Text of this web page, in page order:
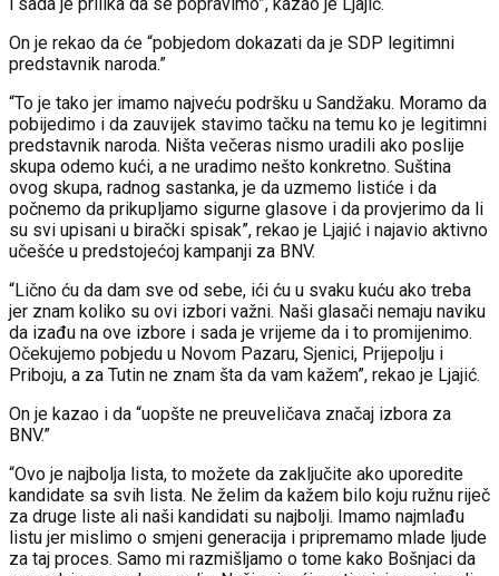
On je rekao da će “pobjedom dokazati da je SDP legitimni
predstavnik naroda.”
“To je tako jer imamo najveću podršku u Sandžaku. Moramo da
pobijedimo i da zauvijek stavimo tačku na temu ko je legitimni
predstavnik naroda. Ništa večeras nismo uradili ako poslije
skupa odemo kući, a ne uradimo nešto konkretno. Suština
ovog skupa, radnog sastanka, je da uzmemo listiće i da
počnemo da prikupljamo sigurne glasove i da provjerimo da li
su svi upisani u birački spisak”, rekao je Ljajić i najavio aktivno
učešće u predstojećoj kampanji za BNV.
“Lično ću da dam sve od sebe, ići ću u svaku kuću ako treba
jer znam koliko su ovi izbori važni. Naši glasači nemaju naviku
da izađu na ove izbore i sada je vrijeme da i to promijenimo.
Očekujemo pobjedu u Novom Pazaru, Sjenici, Prijepolju i
Priboju, a za Tutin ne znam šta da vam kažem”, rekao je Ljajić.
On je kazao i da “uopšte ne preuveličava značaj izbora za
BNV.”
“Ovo je najbolja lista, to možete da zaključite ako uporedite
kandidate sa svih lista. Ne želim da kažem bilo koju ružnu riječ
za druge liste ali naši kandidati su najbolji. Imamo najmlađu
listu jer mislimo o smjeni generacija i pripremamo mlade ljude
za taj proces. Samo mi razmišljamo o tome kako Bošnjaci da